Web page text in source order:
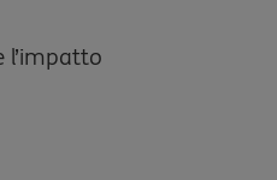
l’impatto